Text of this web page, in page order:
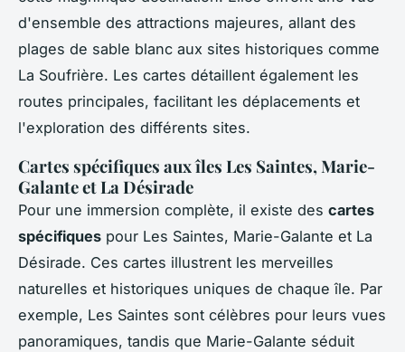
d'ensemble des attractions majeures, allant des
plages de sable blanc aux sites historiques comme
La Soufrière. Les cartes détaillent également les
routes principales, facilitant les déplacements et
l'exploration des différents sites.
Cartes spécifiques aux îles Les Saintes, Marie-
Galante et La Désirade
Pour une immersion complète, il existe des cartes
spécifiques pour Les Saintes, Marie-Galante et La
Désirade. Ces cartes illustrent les merveilles
naturelles et historiques uniques de chaque île. Par
exemple, Les Saintes sont célèbres pour leurs vues
panoramiques, tandis que Marie-Galante séduit